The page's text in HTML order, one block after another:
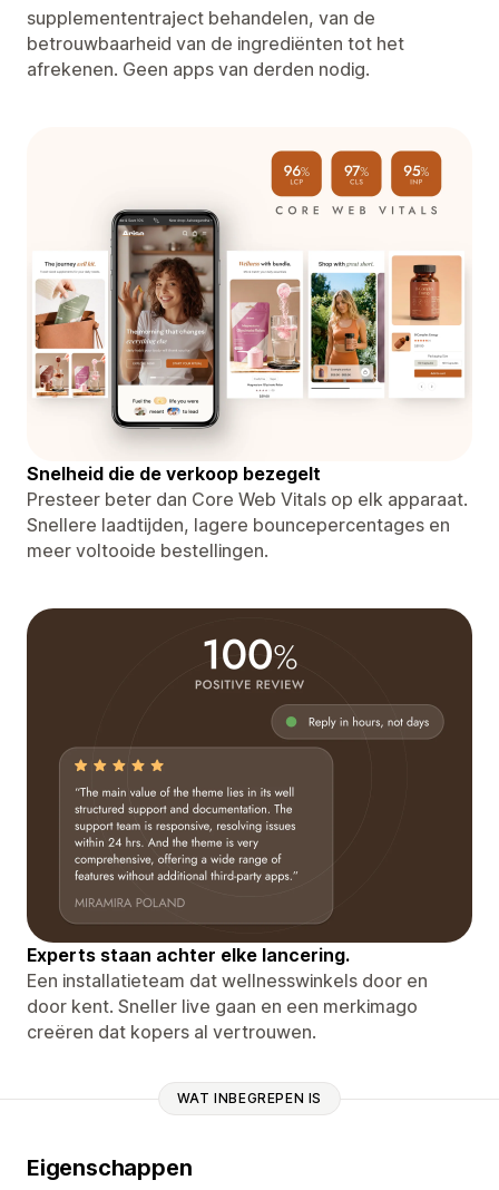
supplemententraject behandelen, van de
betrouwbaarheid van de ingrediënten tot het
afrekenen. Geen apps van derden nodig.
Snelheid die de verkoop bezegelt
Presteer beter dan Core Web Vitals op elk apparaat.
Snellere laadtijden, lagere bouncepercentages en
meer voltooide bestellingen.
Experts staan ​​achter elke lancering.
Een installatieteam dat wellnesswinkels door en
door kent. Sneller live gaan en een merkimago
creëren dat kopers al vertrouwen.
WAT INBEGREPEN IS
Eigenschappen